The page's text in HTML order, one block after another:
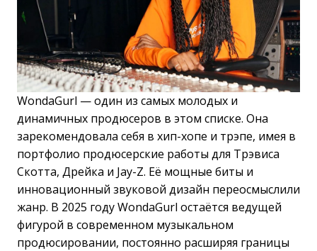
WondaGurl — один из самых молодых и
динамичных продюсеров в этом списке. Она
зарекомендовала себя в хип-хопе и трэпе, имея в
портфолио продюсерские работы для Трэвиса
Скотта, Дрейка и Jay-Z. Её мощные биты и
инновационный звуковой дизайн переосмыслили
жанр. В 2025 году WondaGurl остаётся ведущей
фигурой в современном музыкальном
продюсировании, постоянно расширяя границы